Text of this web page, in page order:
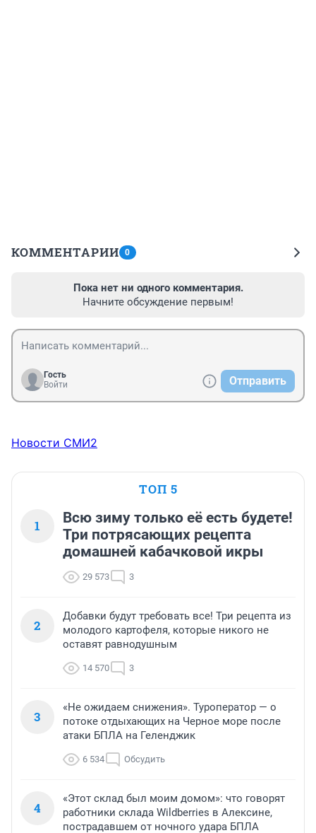
КОММЕНТАРИИ 0
Пока нет ни одного комментария.
Начните обсуждение первым!
Гость
Войти
Отправить
Новости СМИ2
ТОП 5
1
Всю зиму только её есть будете!
Три потрясающих рецепта
домашней кабачковой икры
29 573 3
2
Добавки будут требовать все! Три рецепта из
молодого картофеля, которые никого не
оставят равнодушным
14 570 3
3
«Не ожидаем снижения». Туроператор — о
потоке отдыхающих на Черное море после
атаки БПЛА на Геленджик
6 534 Обсудить
4
«Этот склад был моим домом»: что говорят
работники склада Wildberries в Алексине,
пострадавшем от ночного удара БПЛА